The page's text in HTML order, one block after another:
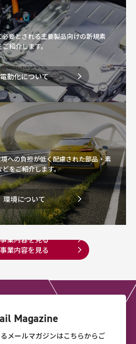
要とされる主要製品向けの新規素
紹介します。
電動化について
電動化について
への負担が低く配慮された部品・素
をご紹介します。
環境について
環境について
事業内容を見る
事業内容を見る
Magazine
メールマガジンはこちらからご